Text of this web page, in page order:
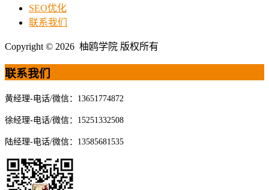
SEO优化
联系我们
Copyright © 2026 柚鸥学院 版权所有
联系我们
黄经理-电话/微信：13651774872
徐经理-电话/微信：15251332508
陆经理-电话/微信：13585681535